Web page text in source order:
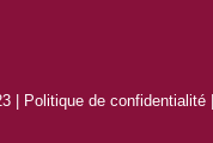
| Politique de confidentialité|